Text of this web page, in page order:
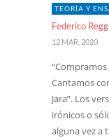
TEORÍA Y
Federico
12 MAR, 2020
Cantamos
Jara”. Los
irónicos o
alguna vez a